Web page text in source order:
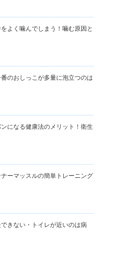
よく噛んでしまう！噛む原因と
のおしっこが多量に泡立つのは
になる健康法のメリット！衛生
ーマッスルの簡単トレーニング
きない・トイレが近いのは病